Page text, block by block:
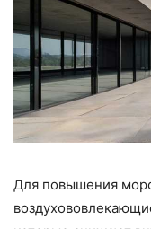
Для повышения